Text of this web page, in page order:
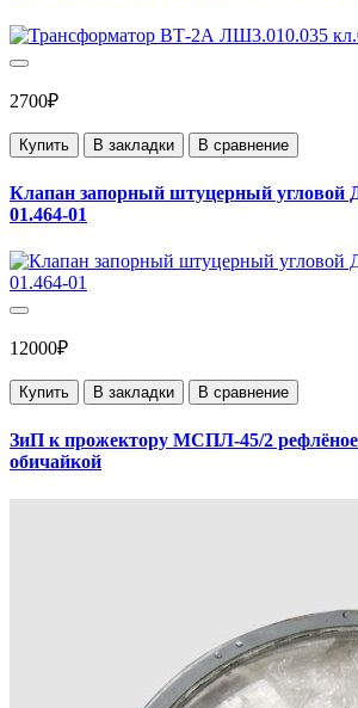
2700₽
Купить В закладки В сравнение
Клапан запорный штуцерный угловой
01.464-01
12000₽
Купить В закладки В сравнение
ЗиП к прожектору МСПЛ-45/2 рефлёное
обичайкой